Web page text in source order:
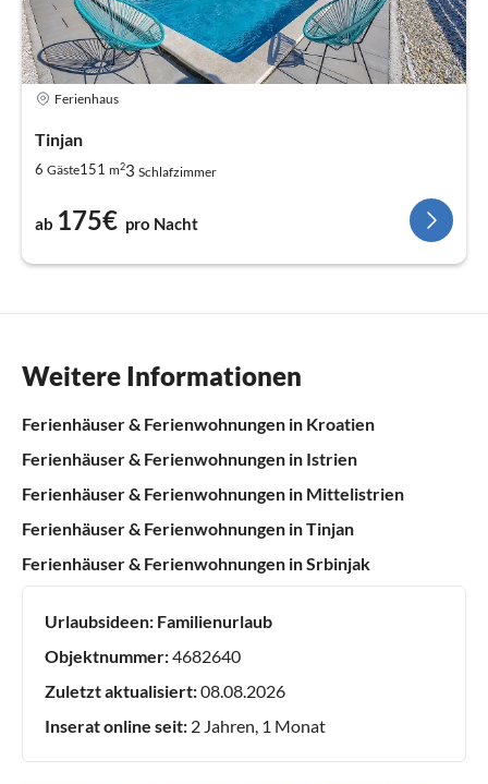
Ferienhaus
Tinjan
6 Gäste151 m23 Schlafzimmer
ab 175€ pro Nacht
Weitere Informationen
Ferienhäuser & Ferienwohnungen in Kroatien
Ferienhäuser & Ferienwohnungen in Istrien
Ferienhäuser & Ferienwohnungen in Mittelistrien
Ferienhäuser & Ferienwohnungen in Tinjan
Ferienhäuser & Ferienwohnungen in Srbinjak
Urlaubsideen: Familienurlaub
Objektnummer:4682640
Zuletzt aktualisiert:08.08.2026
Inserat online seit: 2 Jahren, 1 Monat